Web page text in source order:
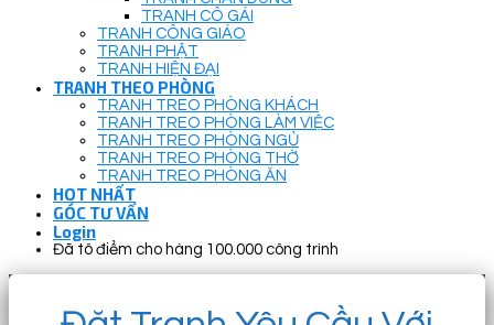
TRANH CÔ GÁI
TRANH CÔNG GIÁO
TRANH PHẬT
TRANH HIỆN ĐẠI
TRANH THEO PHÒNG
TRANH TREO PHÒNG KHÁCH
TRANH TREO PHÒNG LÀM VIỆC
TRANH TREO PHÒNG NGỦ
TRANH TREO PHÒNG THỜ
TRANH TREO PHÒNG ĂN
HOT NHẤT
GÓC TƯ VẤN
Login
Đã tô điểm cho hàng 100.000 công trình